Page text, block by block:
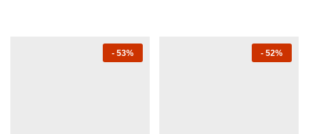
- 53% - 52%